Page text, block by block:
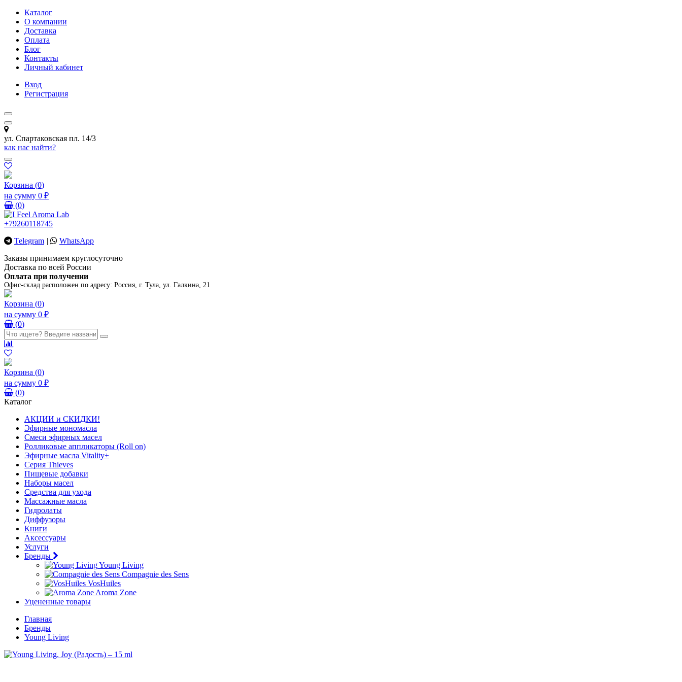
Каталог
О компании
Доставка
Оплата
Блог
Контакты
Личный кабинет
Вход
Регистрация
ул. Спартаковская пл. 14/3
как нас найти?
Корзина (0)
на сумму 0 ₽
(0)
+79260118745
Telegram |
WhatsApp
Заказы принимаем круглосуточно
Доставка по всей России
Оплата при получении
Офис-склад расположен по адресу: Россия, г. Тула, ул. Галкина, 21
Корзина (0)
на сумму 0 ₽
(0)
Корзина (0)
на сумму 0 ₽
(0)
Каталог
АКЦИИ и СКИДКИ!
Эфирные мономасла
Смеси эфирных масел
Ролликовые аппликаторы (Roll on)
Эфирные масла Vitality+
Серия Thieves
Пищевые добавки
Наборы масел
Средства для ухода
Массажные масла
Гидролаты
Диффузоры
Книги
Аксессуары
Услуги
Бренды
Young Living
Compagnie des Sens
VosHuiles
Aroma Zone
Уцененные товары
Главная
Бренды
Young Living